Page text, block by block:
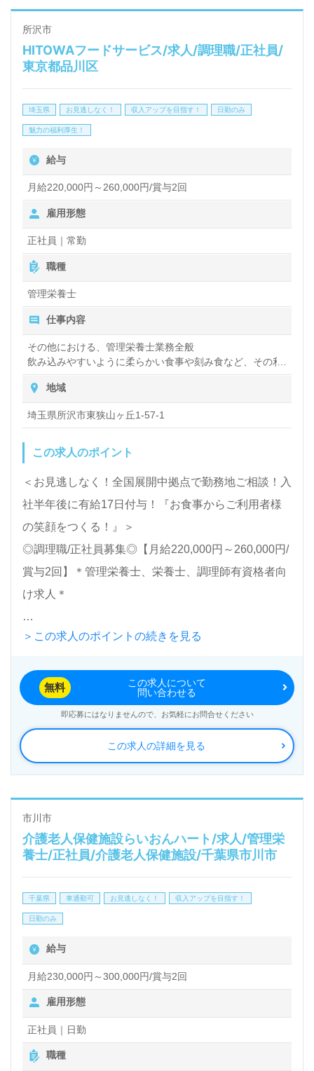
管理栄養士経験のある方をお迎えします。保育園/幼
稚園、学校給食、社員食堂、病院/福祉施設での数名
規模から集団調理経験等も活かしていただけるポジシ
ョンです。 就業時間は9:00～17:30、風通しの良い職
者様の健康状態、栄養バランスを考えた献立の考案、
笑顔を増やしたい』『離職率の低い職場で働きたい』
『正社員として安定就業を目指したい』等の方も大歓
迎です！ご経験を活かして、お食事からご入居者様に
笑顔を添えてみませんか。福利厚生等、担当コンサル
タントよりご案内します。お問い合わせも遠慮なくお
願いします。
医療/福祉業界の正社員/パート求人探しは【ウィルオ
ブ介護】＊求人情報収集、将来的に検討の方も遠慮な
く＊
LINE、メール、お電話などご希望に応じてお問い合
わせ/ご相談可能です。転職相談、求人紹介、年収交
公開求人も取扱いあり！＞"転職支援"のプロと一緒に
転職活動！お問い合わせお待ちしております。
所沢市
HITOWAフードサービス/求人/調理職/正社員/
東京都品川区
埼玉県 お見逃しなく！ 収入アップを目指す！ 日勤のみ
魅力の福利厚生！
給与
月給220,000円～260,000円/賞与2回
雇用形態
正社員｜常勤
職種
管理栄養士
仕事内容
その他における、管理栄養士業務全般
飲み込みやすいように柔らかい食事や刻み食など、その利
用者さんにあった食事の調理・提供など
地域
埼玉県所沢市東狭山ヶ丘1-57-1
この求人のポイント
＜お見逃しなく！全国展開中拠点で勤務地ご相談！入
社半年後に有給17日付与！『お食事からご利用者様
の笑顔をつくる！』＞
◎調理職/正社員募集◎【月給220,000円～260,000円/
賞与2回】＊管理栄養士、栄養士、調理師有資格者向
け求人＊
HITOWAフードサービス株式会社/HITOWA Food
社員選考枠のご紹介です。従業員数2,102名以上（グ
ループ従業員数8,128名以上）、北海道から沖縄まで
200拠点以上の全国エリアにて、介護施設、保育施
設、学校、企業、病院等への食堂運営事業を展開され
ています。
◎勤務地はご自宅から通勤可能な拠点でご相談！ご希
望勤務地を担当コンサルタントへお伝えください◎
管理栄養士/栄養士/調理師経験のある方をお迎えしま
施設等での数名規模から集団調理経験等も活かしてい
風通しの良い職場環境、抜群の福利厚生もおすすめポ
イント！ご利用者様の健康状態、栄養バランスを考え
た献立の考案、提供をお願いします。『毎日のお食事
でご入居者様の笑顔を増やしたい、資格/経験を活か
したい』『専門知識、技術を深めたい』『転職で環境
を変えて仕事をしたい』等の方も大歓迎です！ご経験
＞この求人のポイントの続きを見る
この求人の詳細を見る
無料
この求人について
問い合わせる
即応募にはなりませんので、お気軽にお問合せください
市川市
介護老人保健施設らいおんハート/求人/管理栄
養士/正社員/介護老人保健施設/千葉県市川市
千葉県 車通勤可 お見逃しなく！ 収入アップを目指す！
日勤のみ
給与
月給230,000円～300,000円/賞与2回
雇用形態
正社員｜日勤
職種